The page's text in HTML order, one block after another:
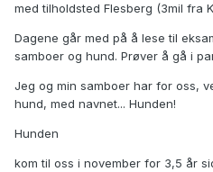
med tilholdsted Flesberg (3mil fra
Dagene går med på å lese til
samboer og hund. Prøver å gå i
Jeg og min samboer har for oss,
hund, med navnet... Hunden!
Hunden
kom til oss i november for 3,5 år